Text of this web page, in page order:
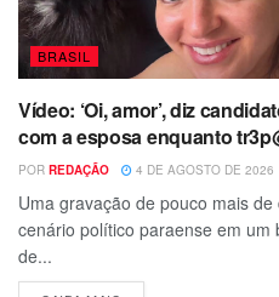
BRASIL
Vídeo: ‘Oi, amor’, diz
com a esposa enquanto
POR REDAÇÃO 4 DE AGOSTO DE 2026
Uma gravação de pouco mais
cenário político paraense em
de...